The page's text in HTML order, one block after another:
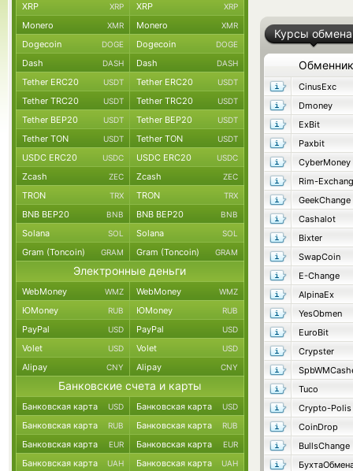
Курсы обмена
Обменник
CinusExc
Dmoney
ExBit
Paxbit
CyberMoney
Rim-
GeekChange
Cashalot
Bixter
SwapCoin
E-Change
AlpinaEx
YesObmen
EuroBit
Crypster
Tuco
Crypto-Polis
CoinDrop
BullsChange
XRP XRP XRP XRP
Monero XMR Monero XMR
Dogecoin DOGE Dogecoin DOGE
Dash DASH Dash DASH
Tether ERC20 USDT Tether ERC20 USDT
Tether TRC20 USDT Tether TRC20 USDT
Tether BEP20 USDT Tether BEP20 USDT
Tether TON USDT Tether TON USDT
USDC ERC20 USDC USDC ERC20 USDC
Zcash ZEC Zcash ZEC
TRON TRX TRON TRX
BNB BEP20 BNB BNB BEP20 BNB
Solana SOL Solana SOL
Gram (Toncoin) GRAM Gram (Toncoin) GRAM
Электронные деньги
WebMoney WMZ WebMoney WMZ
ЮMoney RUB ЮMoney RUB
PayPal USD PayPal USD
Volet USD Volet USD
Alipay CNY Alipay CNY
Банковские счета и карты
Банковская карта USD Банковская карта USD
Банковская карта RUB Банковская карта RUB
Банковская карта EUR Банковская карта EUR
Банковская карта UAH Банковская карта UAH